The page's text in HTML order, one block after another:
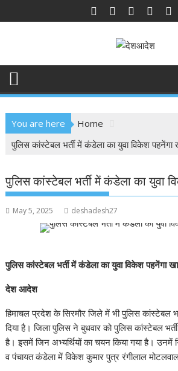
to
You are here
Home
पुलिस कांस्टेबल भर्ती में कंडेला का युवा विकेश पहनेंगा
पुलिस कांस्टेबल भर्ती में कंडेला का युवा
May 5, 2025 deshadesh27
पुलिस कांस्टेबल भर्ती में कंडेला का युवा विकेश पहनेंगा
देश आदेश
हिमाचल प्रदेश के सिरमौर जिले में भी पुलिस कांस्टेबल
दिया है। जिला पुलिस ने बुधवार को पुलिस कांस्टेबल भर्ती
है। इसमें जिन अभ्यर्थियों का चयन किया गया है। उनमें
व पंचायत कंडेला में विकेश कुमार पुत्र रंगीलाल